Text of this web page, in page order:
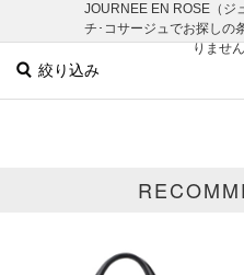
JOURNEE EN ROSE（ジ
チ･コサージュでお探しの
りませ
絞り込み